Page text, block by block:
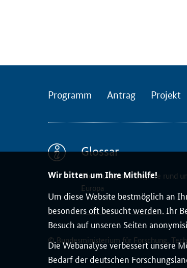
Wir bitten um Ihre Mithilfe!
Um diese Website bestmöglich an
besonders oft besucht werden. Ihr
Besuch auf unseren Seiten
Die Webanalyse verbessert
Bedarf der deutschen
d
s
K
-
N
e
z
w
e
r
k
Programm Antrag Projekt
Glossar
Die wichtigsten Begriffe rund
Europa
© Bundesministerium für Forschung,